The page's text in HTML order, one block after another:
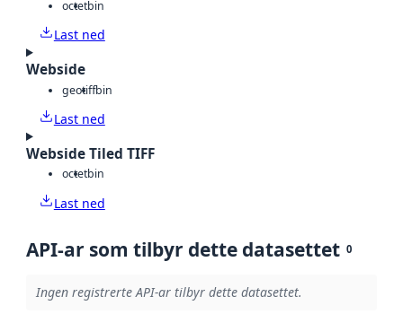
octetbin
Last ned
Webside
geotiffbin
Last ned
Webside Tiled TIFF
octetbin
Last ned
API-ar som tilbyr dette datasettet 0
Ingen registrerte API-ar tilbyr dette datasettet.